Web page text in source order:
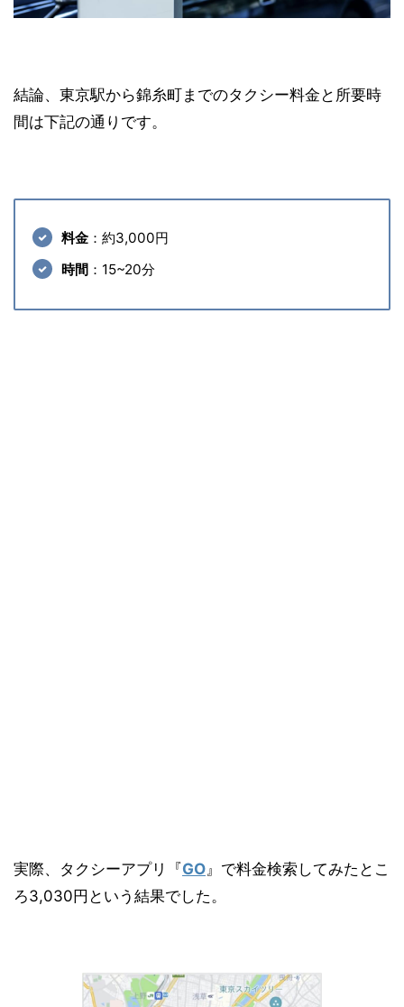
結論、東京駅から錦糸町までのタクシー料金と所要時
間は下記の通りです。
料金 ：約3,000円
時間 ：15~20分
実際、タクシーアプリ『GO 』で料金検索してみたとこ
ろ3,030円という結果でした。